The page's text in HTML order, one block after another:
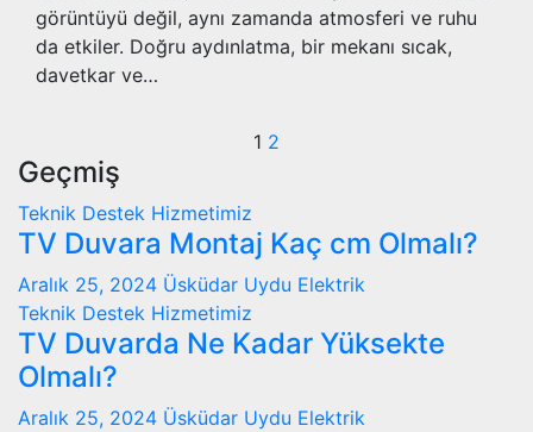
görüntüyü değil, aynı zamanda atmosferi ve ruhu
da etkiler. Doğru aydınlatma, bir mekanı sıcak,
davetkar ve…
Yazı
1 2
Geçmiş
Teknik Destek Hizmetimiz
TV Duvara Montaj Kaç cm Olmalı?
Aralık 25, 2024 Üsküdar Uydu Elektrik
Teknik Destek Hizmetimiz
TV Duvarda Ne Kadar Yüksekte
Olmalı?
Aralık 25, 2024 Üsküdar Uydu Elektrik